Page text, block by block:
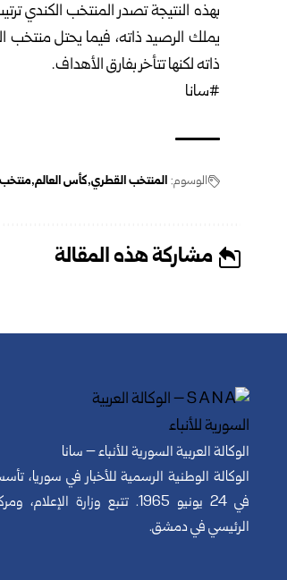
يملك الرصيد ذاته، فيما يحتل منتخب
ذاته ‏لكنها تتأخر بفارق الأهداف.‏
‏#سانا‏
الوسوم: المنتخب القطري كأس العالم منتخب
مشاركة هذه المقالة
الوكالة العربية السورية للأنباء – سانا
الوكالة الوطنية الرسمية للأخبار في سوريا،
في 24 يونيو 1965. تتبع وزارة الإعلام،
الرئيسي في دمشق.